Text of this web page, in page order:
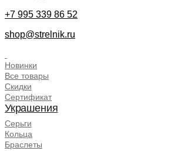
+7 995 339 86 52
shop@strelnik.ru
Новинки
Все товары
Скидки
Сертификат
Украшения
Серьги
Кольца
Браслеты